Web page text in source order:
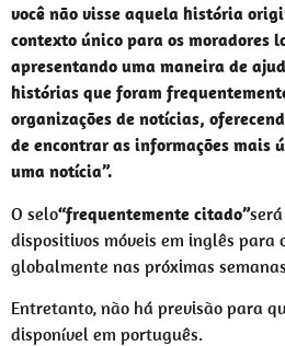
você não visse aquela história
contexto único para os moradores
apresentando uma maneira de
histórias que foram
organizações de notícias,
de encontrar as informações mais
uma notícia”.
O selo“frequentemente citado”
dispositivos móveis em inglês para
globalmente nas próximas
Entretanto, não há previsão para
disponível em português.